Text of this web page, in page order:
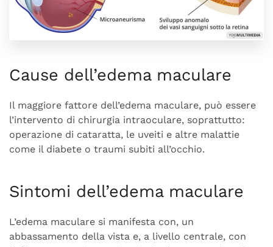
Cause dell’edema maculare
Il maggiore fattore dell’edema maculare, può essere
l’intervento di chirurgia intraoculare, soprattutto:
operazione di cataratta, le uveiti e altre malattie
come il diabete o traumi subiti all’occhio.
Sintomi dell’edema maculare
L’edema maculare si manifesta con, un
abbassamento della vista e, a livello centrale, con